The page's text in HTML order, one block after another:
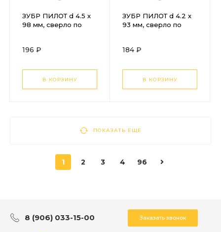
ЗУБР ПИЛОТ d 4.5 х
98 мм, сверло по
шуруповертов
Профессионал
(29629-4.5 )
196 ₽
В КОРЗИНУ
ЗУБР ПИЛОТ d 4.2 х
93 мм, сверло по
шуруповертов
Профессионал
(29629-4.2 )
184 ₽
В КОРЗИНУ
ПОКАЗАТЬ ЕЩЕ
1 2 3 4 96
8 (906) 033-15-00 Заказать звонок